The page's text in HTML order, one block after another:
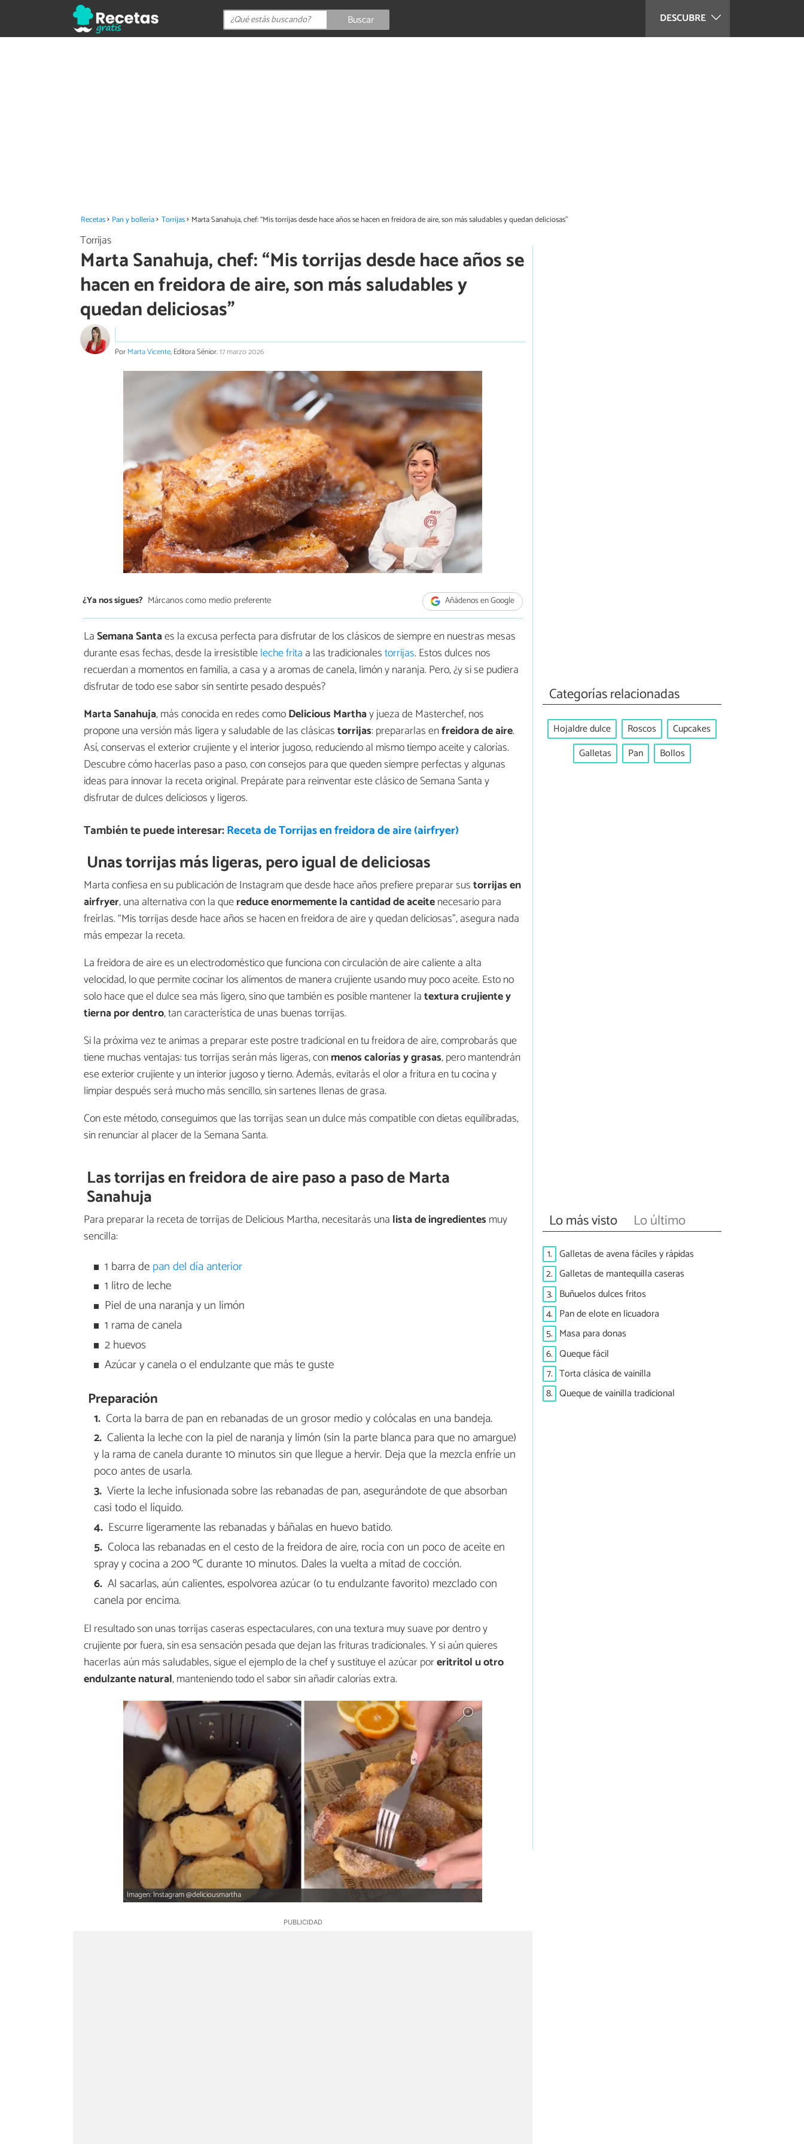
DESCUBRE
Buscar
Recetas Pan y bollería Torrijas Marta Sanahuja, chef: “Mis torrijas desde hace años se hacen en freidora de aire, son más saludables y quedan deliciosas”
Torrijas
Marta Sanahuja, chef: “Mis torrijas desde hace años se
hacen en freidora de aire, son más saludables y
quedan deliciosas”
PorMarta Vicente, Editora Sénior.17 marzo 2026
¿Ya nos sigues? Márcanos como medio preferente Añádenos en Google
LaSemana Santaes la excusa perfecta para disfrutar de los clásicos de siempre en nuestras mesas
durante esas fechas, desde la irresistibleleche frita a las tradicionalestorrijas. Estos dulces nos
recuerdan a momentos en familia, a casa y a aromas de canela, limón y naranja. Pero, ¿y si se pudiera
disfrutar de todo ese sabor sin sentirte pesado después?
Marta Sanahuja, más conocida en redes comoDelicious Marthay jueza de Masterchef, nos
propone una versión más ligera y saludable de las clásicastorrijas: prepararlas enfreidora de aire.
Así, conservas el exterior crujiente y el interior jugoso, reduciendo al mismo tiempo aceite y calorías.
Descubre cómo hacerlas paso a paso, con consejos para que queden siempre perfectas y algunas
ideas para innovar la receta original. Prepárate para reinventar este clásico de Semana Santa y
disfrutar de dulces deliciosos y ligeros.
También te puede interesar:Receta de Torrijas en freidora de aire (airfryer)
Unas torrijas más ligeras, pero igual de deliciosas
Marta confiesa en su publicación de Instagram que desde hace años prefiere preparar sustorrijas en
airfryer, una alternativa con la quereduce enormemente la cantidad de aceitenecesario para
freírlas. “Mis torrijas desde hace años se hacen en freidora de aire y quedan deliciosas”, asegura nada
más empezar la receta.
La freidora de aire es un electrodoméstico que funciona con circulación de aire caliente a alta
velocidad, lo que permite cocinar los alimentos de manera crujiente usando muy poco aceite. Esto no
solo hace que el dulce sea más ligero, sino que también es posible mantener latextura crujiente y
tierna por dentro, tan característica de unas buenas torrijas.
Si la próxima vez te animas a preparar este postre tradicional en tu freidora de aire, comprobarás que
tiene muchas ventajas: tus torrijas serán más ligeras, conmenos calorías y grasas, pero mantendrán
ese exterior crujiente y un interior jugoso y tierno. Además, evitarás el olor a fritura en tu cocina y
limpiar después será mucho más sencillo, sin sartenes llenas de grasa.
Con este método, conseguimos que las torrijas sean un dulce más compatible con dietas equilibradas,
sin renunciar al placer de la Semana Santa.
Las torrijas en freidora de aire paso a paso de Marta
Sanahuja
Para preparar la receta de torrijas de Delicious Martha, necesitarás una lista de ingredientes muy
sencilla:
1 barra depan del día anterior
1 litro de leche
Piel de una naranja y un limón
1 rama de canela
2 huevos
Azúcar y canela o el endulzante que más te guste
Preparación
Corta la barra de pan en rebanadas de un grosor medio y colócalas en una bandeja.
Calienta la leche con la piel de naranja y limón (sin la parte blanca para que no amargue)
y la rama de canela durante 10 minutos sin que llegue a hervir. Deja que la mezcla enfríe un
poco antes de usarla.
Vierte la leche infusionada sobre las rebanadas de pan, asegurándote de que absorban
casi todo el líquido.
Escurre ligeramente las rebanadas y báñalas en huevo batido.
Coloca las rebanadas en el cesto de la freidora de aire, rocía con un poco de aceite en
spray y cocina a 200 ºC durante 10 minutos. Dales la vuelta a mitad de cocción.
Al sacarlas, aún calientes, espolvorea azúcar (o tu endulzante favorito) mezclado con
canela por encima.
El resultado son unas torrijas caseras espectaculares, con una textura muy suave por dentro y
crujiente por fuera, sin esa sensación pesada que dejan las frituras tradicionales. Y si aún quieres
hacerlas aún más saludables, sigue el ejemplo de la chef y sustituye el azúcar poreritritol u otro
endulzante natural, manteniendo todo el sabor sin añadir calorías extra.
Imagen: Instagram @deliciousmartha
Categorías relacionadas
Hojaldre dulce Roscos
Cupcakes
Galletas
Pan Bollos
Lo más visto Lo último
1. Galletas de avena fáciles y rápidas
2. Galletas de mantequilla caseras
3. Buñuelos dulces fritos
4. Pan de elote en licuadora
5. Masa para donas
6. Queque fácil
7. Torta clásica de vainilla
8. Queque de vainilla tradicional